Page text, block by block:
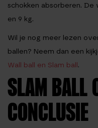
schokken absorberen.
en 9 kg.
Wil je nog meer lezen
ballen? Neem dan een
Wall ball en Slam ball.
SLAM BALL
CONCLUSIE